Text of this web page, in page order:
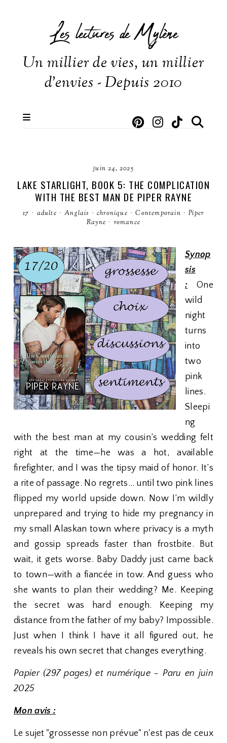
Les lectures de Mylène
Un millier de vies, un millier
d'envies - Depuis 2010
juin 24, 2025
LAKE STARLIGHT, BOOK 5: THE COMPLICATION
WITH THE BEST MAN DE PIPER RAYNE
17 · adulte · Anglais · chronique · Contemporain · Piper
Rayne · romance
Synop
sis
: One
wild
night
turns
into
two
pink
lines.
Sleepi
ng
with the best man at my cousin’s wedding felt
right at the time—he was a hot, available
firefighter, and I was the tipsy maid of honor. It’s
a rite of passage. No regrets… until two pink lines
flipped my world upside down. Now I’m wildly
unprepared and trying to hide my pregnancy in
my small Alaskan town where privacy is a myth
and gossip spreads faster than frostbite. But
wait, it gets worse. Baby Daddy just came back
to town—with a fiancée in tow. And guess who
she wants to plan their wedding? Me. Keeping
the secret was hard enough. Keeping my
distance from the father of my baby? Impossible.
Just when I think I have it all figured out, he
reveals his own secret that changes everything.
Papier (297 pages) et numérique - Paru en juin
2025
Mon avis :
Le sujet "grossesse non prévue" n'est pas de ceux